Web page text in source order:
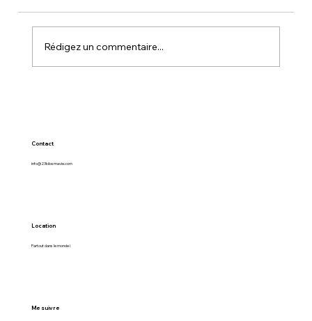
Rédigez un commentaire...
Contact
info@23kilosmavie.com
Location
Partout dans le monde !
Me suivre